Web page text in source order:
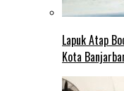
Lapuk Atap
Kota